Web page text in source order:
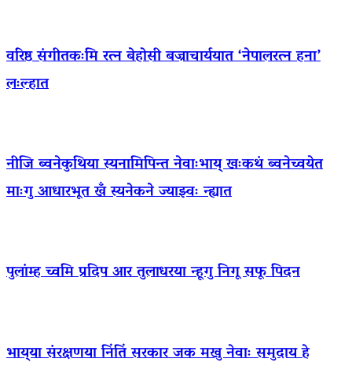
वरिष्ठ संगीतकःमि रत्न बेहोसी बज्राचार्ययात ‘नेपालरत्न हना’
लःल्हात
नीजि ब्वनेकुथिया स्यनामिपिन्त नेवाःभाय् खःकथं ब्वनेच्वयेत
माःगु आधारभूत खँ स्यनेकने ज्याझ्वः न्ह्यात
पुलांम्ह च्वमि प्रदिप आर तुलाधरया न्हूगु निगू सफू पिदन
भाय्‌या संरक्षणया निंतिं सरकार जक मखु नेवाः समुदाय हे